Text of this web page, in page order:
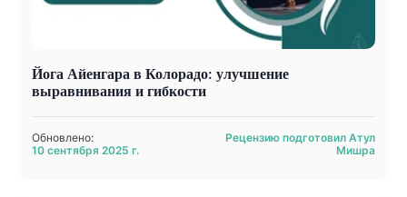
Йога Айенгара в Колорадо: улучшение
выравнивания и гибкости
Обновлено:
10 сентября 2025 г.
Рецензию подготовил Атул
Мишра